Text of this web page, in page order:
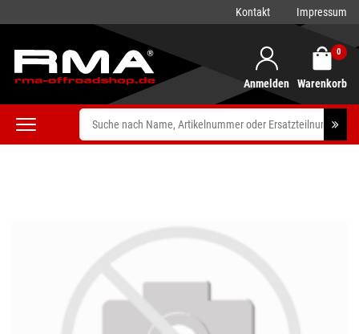
Kontakt Impressum
Anmelden
0
Warenkorb